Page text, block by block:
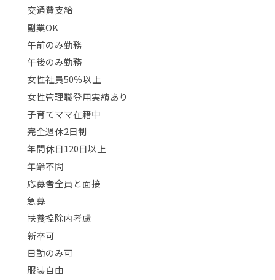
交通費支給
副業OK
午前のみ勤務
午後のみ勤務
女性社員50％以上
女性管理職登用実績あり
子育てママ在籍中
完全週休2日制
年間休日120日以上
年齢不問
応募者全員と面接
急募
扶養控除内考慮
新卒可
日勤のみ可
服装自由